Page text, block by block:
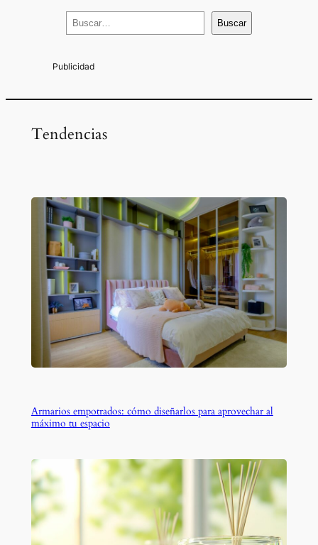
u
Buscar
Tendencias
Armarios empotrados: cómo diseñarlos para aprovechar al
máximo tu espacio